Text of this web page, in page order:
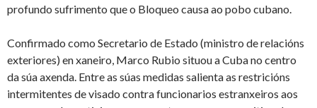
profundo sufrimento que o Bloqueo causa ao pobo cubano.
Confirmado como Secretario de Estado (ministro de relacións
exteriores) en xaneiro, Marco Rubio situou a Cuba no centro
da súa axenda. Entre as súas medidas salienta as restricións
intermitentes de visado contra funcionarios estranxeiros aos